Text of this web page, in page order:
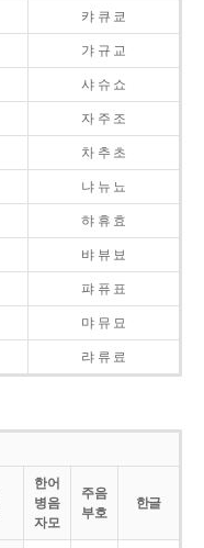
캬 큐 쿄
갸 규 교
샤 슈 쇼
자 주 조
차 추 초
냐 뉴 뇨
햐 휴 효
뱌 뷰 뵤
퍄 퓨 표
먀 뮤 묘
랴 류 료
한어
병음
자모
주음
부호
한글